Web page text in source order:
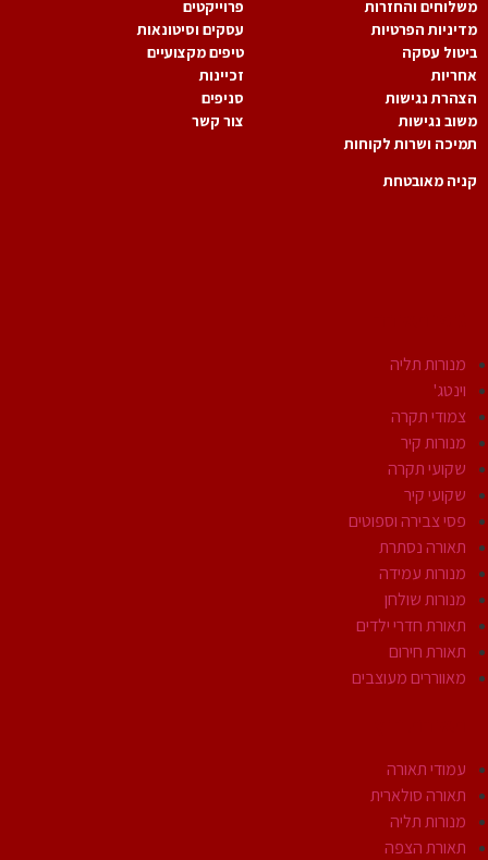
והחזרות
הפרטיות
עסקה
נגישות
נגישות
ושרות לקוחות
פרוייקטים
עסקים וסיטונאות
טיפים מקצועיים
זכיינות
סניפים
צור קשר
מאובטחת
מנורות תליה
וינטג'
צמודי תקרה
מנורות קיר
שקועי תקרה
שקועי קיר
פסי צבירה וספוטים
תאורה נסתרת
מנורות עמידה
מנורות שולחן
תאורת חדרי ילדים
תאורת חירום
מאווררים מעוצבים
עמודי תאורה
תאורה סולארית
מנורות תליה
תאורת הצפה